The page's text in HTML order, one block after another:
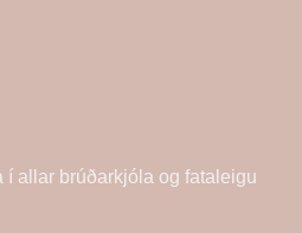
allar brúðarkjóla og fataleigu